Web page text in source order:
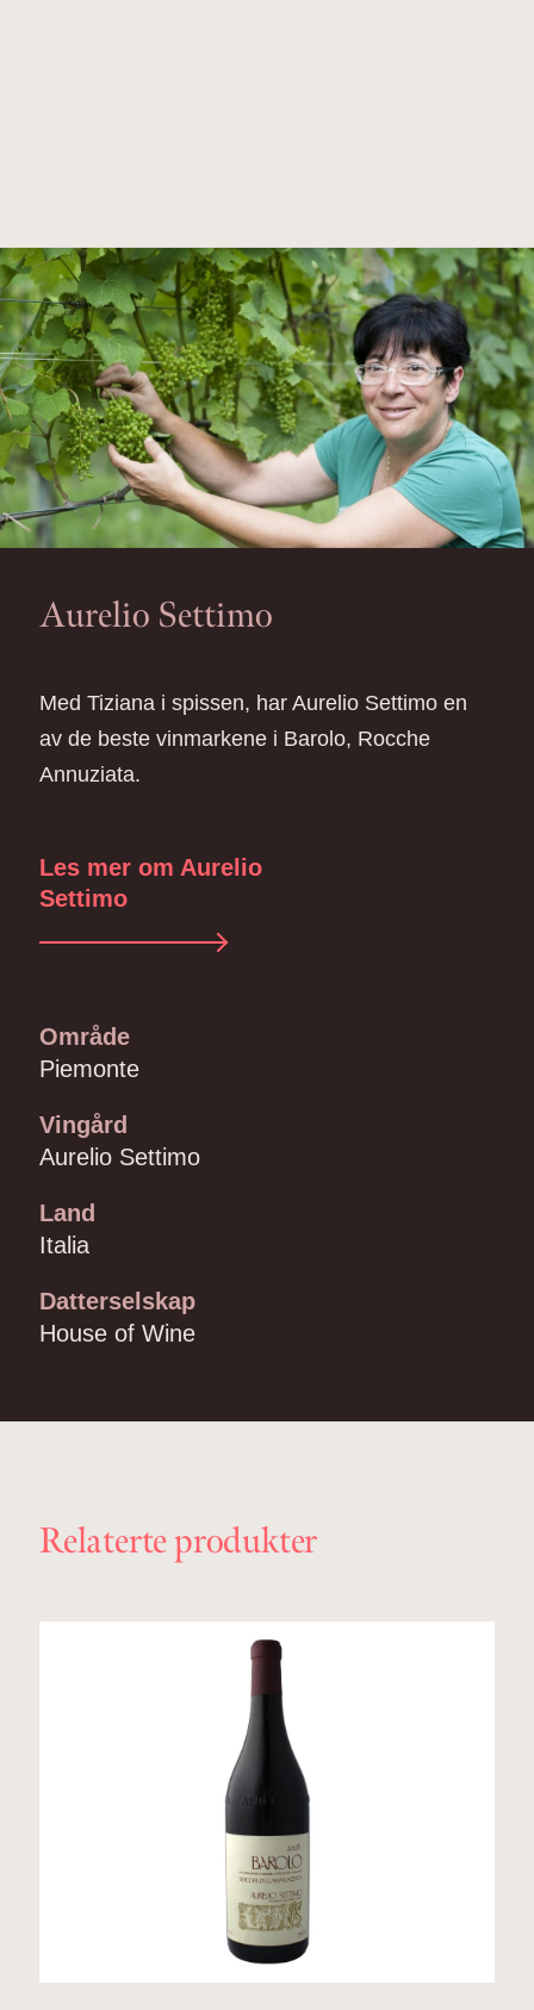
Aurelio Settimo
Med Tiziana i spissen, har Aurelio Settimo en
av de beste vinmarkene i Barolo, Rocche
Annuziata.
Les mer om Aurelio
Settimo
Område
Piemonte
Vingård
Aurelio Settimo
Land
Italia
Datterselskap
House of Wine
Relaterte produkter